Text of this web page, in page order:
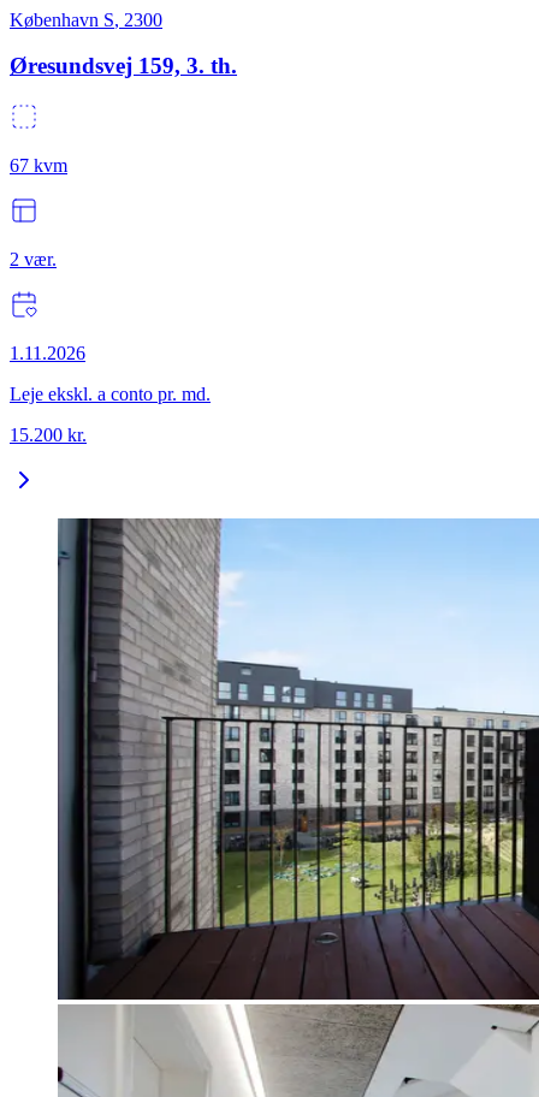
København S, 2300
Øresundsvej 159, 3. th.
67 kvm
2 vær.
1.11.2026
Leje ekskl. a conto pr. md.
15.200 kr.